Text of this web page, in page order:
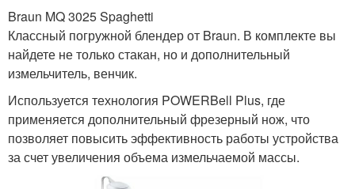
Braun MQ 3025 Spaghetti
Классный погружной блендер от Braun. В комплекте вы
найдете не только стакан, но и дополнительный
измельчитель, венчик.
Используется технология POWERBell Plus, где
применяется дополнительный фрезерный нож, что
позволяет повысить эффективность работы устройства
за счет увеличения объема измельчаемой массы.